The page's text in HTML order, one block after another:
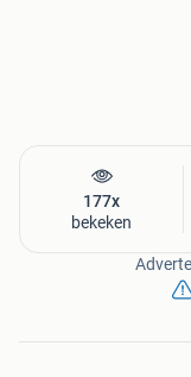
177x
bekeken